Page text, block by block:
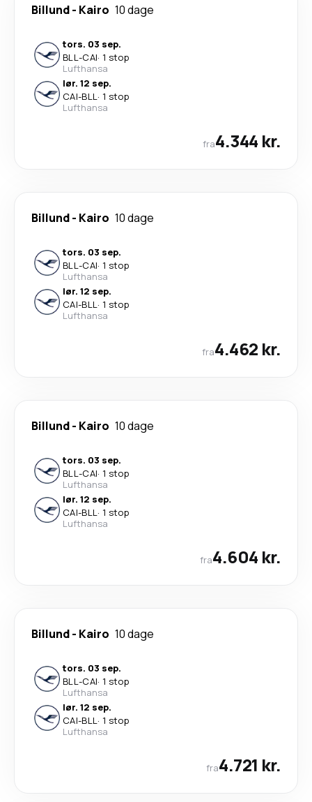
Billund- Kairo 10 dage
tors. 03 sep.
BLL-CAI· 1 stop
Lufthansa
lør. 12 sep.
CAI-BLL· 1 stop
Lufthansa
fra4.344 kr.
Billund- Kairo 10 dage
tors. 03 sep.
BLL-CAI· 1 stop
Lufthansa
lør. 12 sep.
CAI-BLL· 1 stop
Lufthansa
fra4.462 kr.
Billund- Kairo 10 dage
tors. 03 sep.
BLL-CAI· 1 stop
Lufthansa
lør. 12 sep.
CAI-BLL· 1 stop
Lufthansa
fra4.604 kr.
Billund- Kairo 10 dage
tors. 03 sep.
BLL-CAI· 1 stop
Lufthansa
lør. 12 sep.
CAI-BLL· 1 stop
Lufthansa
fra4.721 kr.